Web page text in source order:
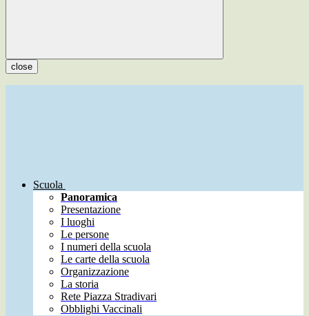
close
Scuola
Panoramica
Presentazione
I luoghi
Le persone
I numeri della scuola
Le carte della scuola
Organizzazione
La storia
Rete Piazza Stradivari
Obblighi Vaccinali